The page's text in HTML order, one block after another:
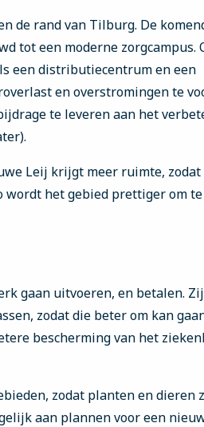
de rand van Tilburg. De
tot een moderne zorgcampus.
een distributiecentrum en een
en overstromingen te
te leveren aan het
Leij krijgt meer ruimte,
wordt het gebied prettiger om te
gaan uitvoeren, en betalen.
zodat die beter om kan
bescherming van het
zodat planten en dieren
aan plannen voor een